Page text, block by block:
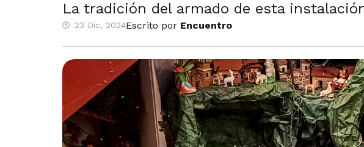
La tradición del armado de esta
23 Dic, 2024Escrito por Encuentro